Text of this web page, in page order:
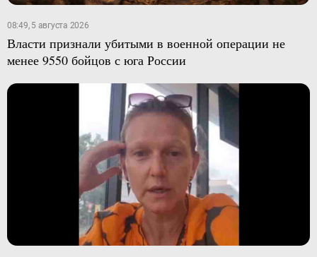
08:49, 5 августа 2026
Власти признали убитыми в военной операции не
менее 9550 бойцов с юга России